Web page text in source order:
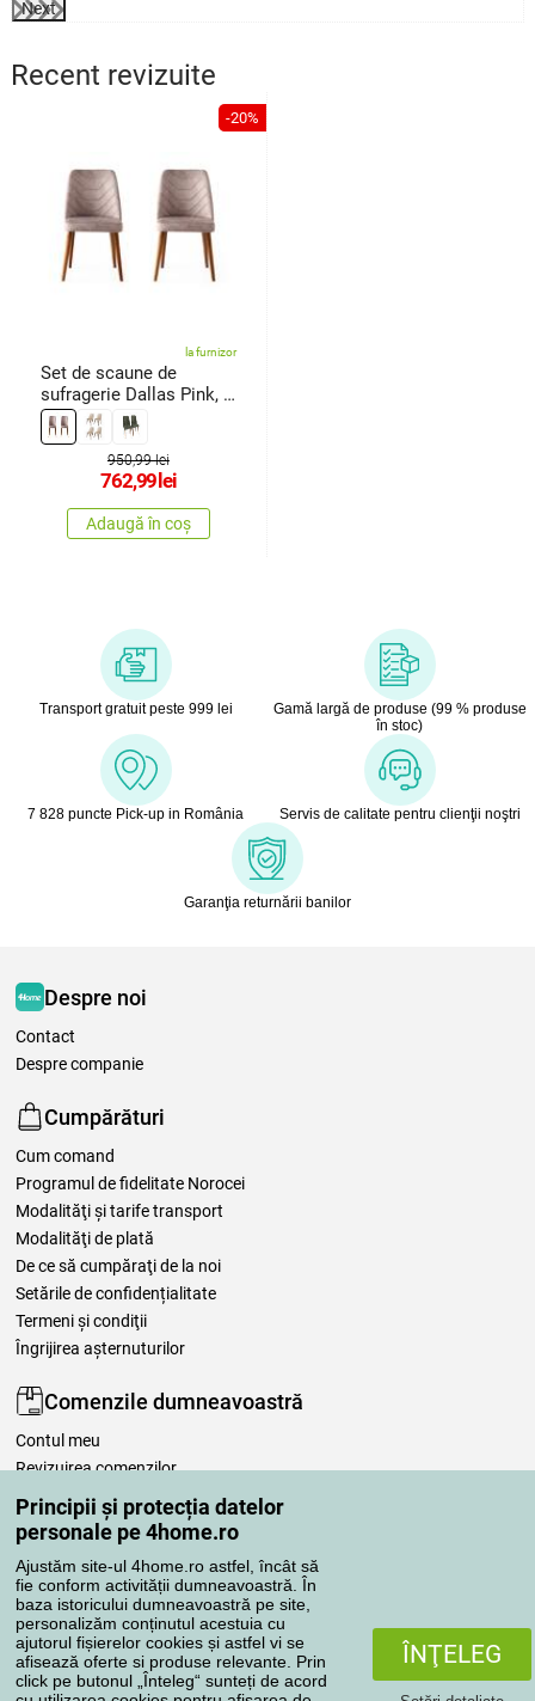
Principii și protecția datelor
personale pe 4home.ro
Ajustăm site-ul 4home.ro astfel, încât să
fie conform activității dumneavoastră. În
baza istoricului dumneavoastră pe site,
personalizăm conținutul acestuia cu
ajutorul fișierelor cookies și astfel vi se
afisează oferte si produse relevante. Prin
click pe butonul „Înteleg“ sunteți de acord
ÎNŢELEG
Next
Recent revizuite
-20%
la furnizor
Set de scaune de
sufragerie Dallas Pink, 2
buc.
950,99 lei
762,99lei
Adaugă în coș
Transport gratuit peste 999 lei
Gamă largă de produse (99 % produse
în stoc)
7 828 puncte Pick-up in România Servis de calitate pentru clienţii noştri
Garanţia returnării banilor
Despre noi
Contact
Despre companie
Cumpărături
Cum comand
Programul de fidelitate Norocei
Modalităţi şi tarife transport
Modalităţi de plată
De ce să cumpăraţi de la noi
Setările de confidențialitate
Termeni şi condiţii
Îngrijirea așternuturilor
Comenzile dumneavoastră
Contul meu
Revizuirea comenzilor
Reclamaţii
Retragere de la contract
Regulile de procesare a recenziilor
Metode de transport